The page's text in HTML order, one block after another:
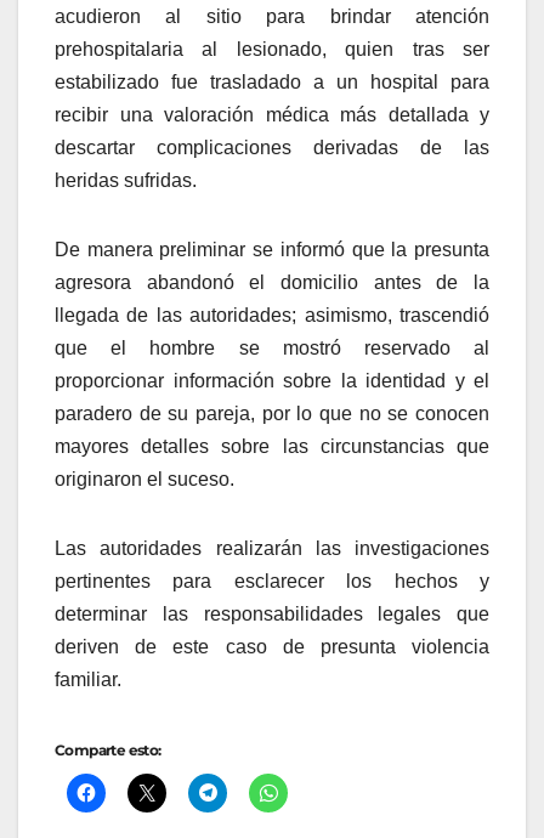
acudieron al sitio para brindar atención
prehospitalaria al lesionado, quien tras ser
estabilizado fue trasladado a un hospital para
recibir una valoración médica más detallada y
descartar complicaciones derivadas de las
heridas sufridas.
De manera preliminar se informó que la presunta
agresora abandonó el domicilio antes de la
llegada de las autoridades; asimismo, trascendió
que el hombre se mostró reservado al
proporcionar información sobre la identidad y el
paradero de su pareja, por lo que no se conocen
mayores detalles sobre las circunstancias que
originaron el suceso.
Las autoridades realizarán las investigaciones
pertinentes para esclarecer los hechos y
determinar las responsabilidades legales que
deriven de este caso de presunta violencia
familiar.
Comparte esto: